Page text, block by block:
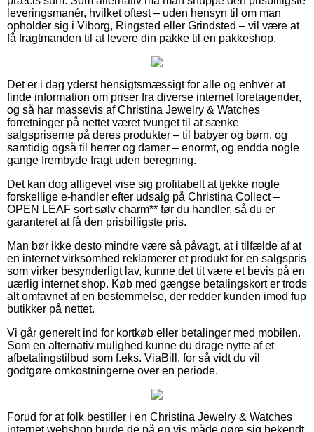
leveringsmanér, hvilket oftest – uden hensyn til om man
opholder sig i Viborg, Ringsted eller Grindsted – vil være at
få fragtmanden til at levere din pakke til en pakkeshop.
Det er i dag yderst hensigtsmæssigt for alle og enhver at
finde information om priser fra diverse internet foretagender,
og så har massevis af Christina Jewelry & Watches
forretninger på nettet været tvunget til at sænke
salgspriserne på deres produkter – til babyer og børn, og
samtidig også til herrer og damer – enormt, og endda nogle
gange frembyde fragt uden beregning.
Det kan dog alligevel vise sig profitabelt at tjekke nogle
forskellige e-handler efter udsalg på Christina Collect –
OPEN LEAF sort sølv charm** før du handler, så du er
garanteret at få den prisbilligste pris.
Man bør ikke desto mindre være så påvagt, at i tilfælde af at
en internet virksomhed reklamerer et produkt for en salgspris
som virker besynderligt lav, kunne det tit være et bevis på en
uærlig internet shop. Køb med gængse betalingskort er trods
alt omfavnet af en bestemmelse, der redder kunden imod fup
butikker på nettet.
Vi går generelt ind for kortkøb eller betalinger med mobilen.
Som en alternativ mulighed kunne du drage nytte af et
afbetalingstilbud som f.eks. ViaBill, for så vidt du vil
godtgøre omkostningerne over en periode.
Forud for at folk bestiller i en Christina Jewelry & Watches
internet webshop burde de på en vis måde gøre sig bekendt